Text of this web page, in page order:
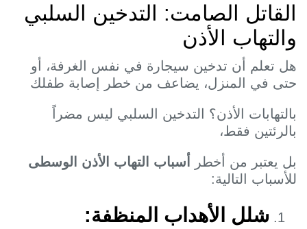
الصامت: التدخين السلبي
الأذن
تعلم أن تدخين سيجارة في نفس الغرفة، أو
في المنزل، يضاعف من خطر إصابة طفلك
الأذن؟ التدخين السلبي ليس مضراً
فقط،
يعتبر من أخطرأسباب التهاب الأذن الوسطى
التالية:
شلل الأهداب المنظفة: